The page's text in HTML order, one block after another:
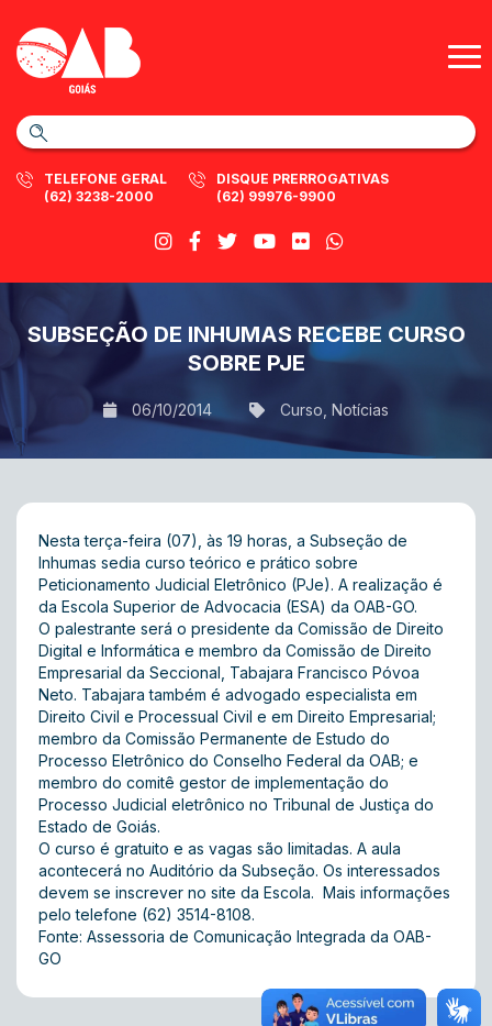
TELEFONE GERAL
(62) 3238-2000
DISQUE PRERROGATIVAS
(62) 99976-9900
SUBSEÇÃO DE INHUMAS RECEBE CURSO
SOBRE PJE
06/10/2014 Curso Notícias
Nesta terça-feira (07), às 19 horas, a Subseção de
Inhumas sedia curso teórico e prático sobre
Peticionamento Judicial Eletrônico (PJe). A realização é
da Escola Superior de Advocacia (ESA) da OAB-GO.
O palestrante será o presidente da Comissão de Direito
Digital e Informática e membro da Comissão de Direito
Empresarial da Seccional, Tabajara Francisco Póvoa
Neto. Tabajara também é advogado especialista em
Direito Civil e Processual Civil e em Direito Empresarial;
membro da Comissão Permanente de Estudo do
Processo Eletrônico do Conselho Federal da OAB; e
membro do comitê gestor de implementação do
Processo Judicial eletrônico no Tribunal de Justiça do
Estado de Goiás.
O curso é gratuito e as vagas são limitadas. A aula
acontecerá no Auditório da Subseção. Os interessados
devem se inscrever no site da Escola. Mais informações
pelo telefone (62) 3514-8108.
Fonte: Assessoria de Comunicação Integrada da OAB-
GO